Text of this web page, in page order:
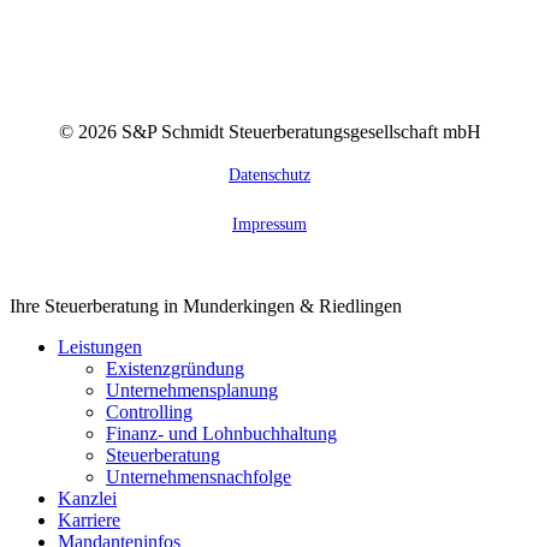
© 2026S&P Schmidt Steuerberatungsgesellschaft mbH
Datenschutz
Impressum
Close
Ihre Steuerberatung in Munderkingen & Riedlingen
Leistungen
Existenzgründung
Unternehmensplanung
Controlling
Finanz- und Lohnbuchhaltung
Steuerberatung
Unternehmensnachfolge
Kanzlei
Karriere
Mandanteninfos